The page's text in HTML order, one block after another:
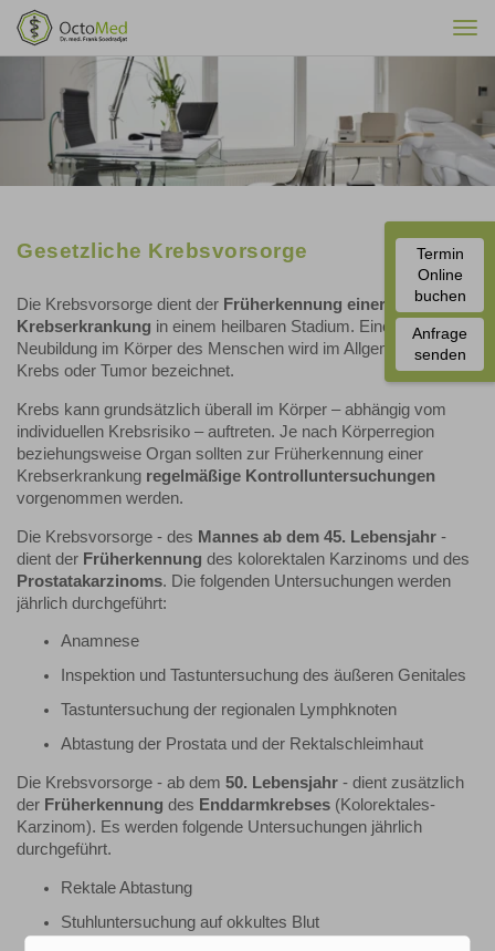
Gesetzliche Krebsvorsorge
Die Krebsvorsorge dient der Früherkennung einer
Krebserkrankung in einem heilbaren Stadium. Eine bösartige
Neubildung im Körper des Menschen wird im Allgemeinen als
Krebs oder Tumor bezeichnet.
Krebs kann grundsätzlich überall im Körper – abhängig vom
individuellen Krebsrisiko – auftreten. Je nach Körperregion
beziehungsweise Organ sollten zur Früherkennung einer
Krebserkrankung regelmäßige Kontrolluntersuchungen
vorgenommen werden.
Die Krebsvorsorge - des Mannes ab dem 45. Lebensjahr -
dient der Früherkennung des kolorektalen Karzinoms und des
Prostatakarzinoms. Die folgenden Untersuchungen werden
jährlich durchgeführt:
Anamnese
Inspektion und Tastuntersuchung des äußeren Genitales
Tastuntersuchung der regionalen Lymphknoten
Abtastung der Prostata und der Rektalschleimhaut
Die Krebsvorsorge - ab dem 50. Lebensjahr - dient zusätzlich
der Früherkennung des Enddarmkrebses (Kolorektales-
Karzinom). Es werden folgende Untersuchungen jährlich
durchgeführt.
Rektale Abtastung
Stuhluntersuchung auf okkultes Blut
Termin
Online
buchen
Anfrage
senden